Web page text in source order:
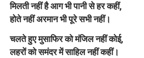
मिलती नहीं है आग भी पानी से हर कहीं,
होते नहीं अरमान भी पूरे सभी नहीं।
चलते हुए मुसाफिर को मंजिल नहीं कोई,
लहरों को समंदर में साहिल नहीं कहीं।